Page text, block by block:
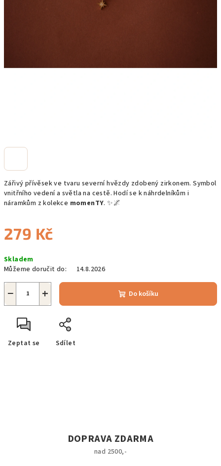
Zářivý přívěsek ve tvaru severní hvězdy zdobený zirkonem. Symbol
vnitřního vedení a světla na cestě. Hodí se k náhrdelníkům i
náramkům z kolekce momenTY. ✨🌌
279 Kč
cena:
Skladem
Můžeme doručit do:
14.8.2026
+
− Do košíku
Zeptat se Sdílet
DOPRAVA ZDARMA
nad 2500,-